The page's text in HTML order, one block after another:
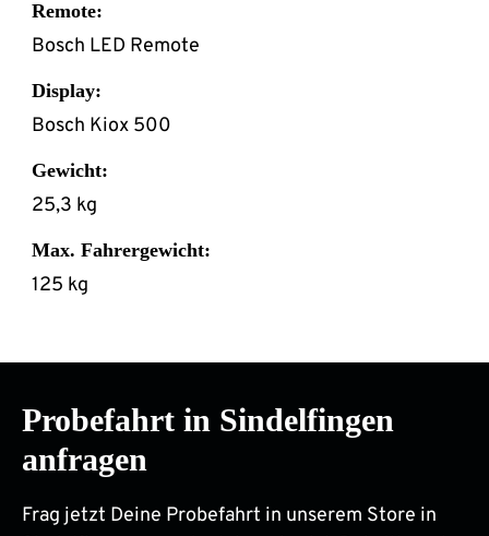
Remote:
Bosch LED Remote
Display:
Bosch Kiox 500
Gewicht:
25,3 kg
Max. Fahrergewicht:
125 kg
Probefahrt in Sindelfingen
anfragen
Frag jetzt Deine Probefahrt in unserem Store in